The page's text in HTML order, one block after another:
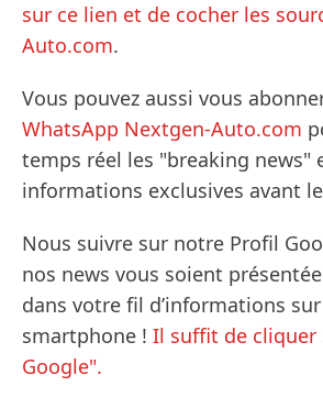
sur ce lien et de cocher les
Auto.com.
Vous pouvez aussi vous
WhatsApp Nextgen-Auto.com
temps réel les "breaking news"
informations exclusives avant
Nous suivre sur notre Profil
nos news vous soient
dans votre fil d’informations
smartphone ! Il suffit de cliquer
Google".